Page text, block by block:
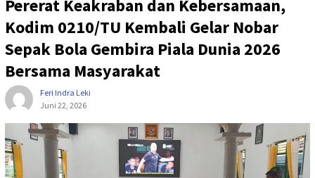
Pererat Keakraban dan Kebersamaan,
Kodim 0210/TU Kembali Gelar Nobar
Sepak Bola Gembira Piala Dunia 2026
Bersama Masyarakat
Feri Indra Leki
Juni 22, 2026